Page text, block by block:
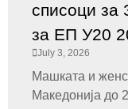
списоци за
за ЕП У20
July 3, 2026
Машката и
Македонија до